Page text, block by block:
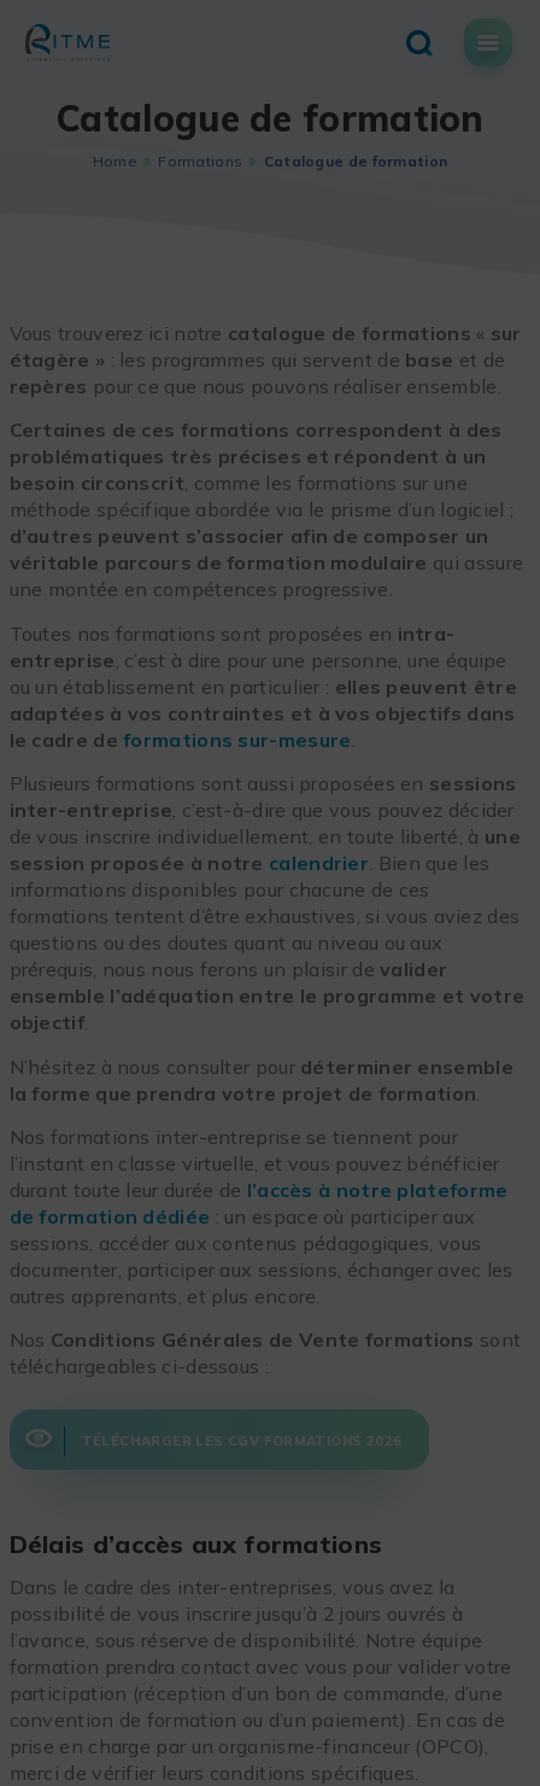
content
Catalogue de formation
Home Formations Catalogue de formation
Vous trouverez ici notre catalogue de formations « sur
étagère » : les programmes qui servent de base et de
repères pour ce que nous pouvons réaliser ensemble.
Certaines de ces formations correspondent à des
problématiques très précises et répondent à un
besoin circonscrit, comme les formations sur une
méthode spécifique abordée via le prisme d’un logiciel ;
d’autres peuvent s’associer afin de composer un
véritable parcours de formation modulaire qui assure
une montée en compétences progressive.
Toutes nos formations sont proposées en intra-
entreprise , c’est à dire pour une personne, une équipe
ou un établissement en particulier : elles peuvent être
adaptées à vos contraintes et à vos objectifs dans
le cadre deformations sur-mesure
Plusieurs formations sont aussi proposées en sessions
inter-entreprise, c’est-à-dire que vous pouvez décider
de vous inscrire individuellement, en toute liberté, à une
session proposée à notre calendrier. Bien que les
informations disponibles pour chacune de ces
formations tentent d’être exhaustives, si vous aviez des
questions ou des doutes quant au niveau ou aux
prérequis, nous nous ferons un plaisir devalider
ensemble l’adéquation entre le programme et votre
objectif.
N’hésitez à nous consulter pour déterminer ensemble
la forme que prendra votre projet de formation
Nos formations inter-entreprise se tiennent pour
l’instant en classe virtuelle, et vous pouvez bénéficier
durant toute leur durée de l’accès à notre plateforme
de formation dédiée : un espace où participer aux
sessions, accéder aux contenus pédagogiques, vous
documenter, participer aux sessions, échanger avec les
autres apprenants, et plus encore.
Nos Conditions Générales de Vente formations sont
téléchargeables ci-dessous :
TÉLÉCHARGER LES CGV FORMATIONS 2026
Délais d’accès aux formations
Dans le cadre des inter-entreprises, vous avez la
possibilité de vous inscrire jusqu’à 2 jours ouvrés à
l’avance, sous réserve de disponibilité. Notre équipe
formation prendra contact avec vous pour valider votre
participation (réception d’un bon de commande, d’une
convention de formation ou d’un paiement). En cas de
prise en charge par un organisme-financeur (OPCO),
merci de vérifier leurs conditions spécifiques.